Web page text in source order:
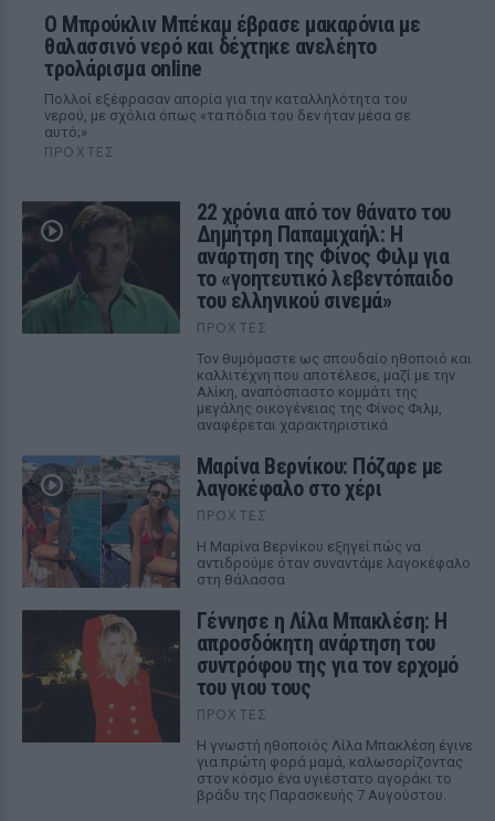
Ο Μπρούκλιν Μπέκαμ έβρασε μακαρόνια με
θαλασσινό νερό και δέχτηκε ανελέητο
τρολάρισμα online
Πολλοί εξέφρασαν απορία για την καταλληλότητα του
νερού, με σχόλια όπως «τα πόδια του δεν ήταν μέσα σε
αυτό;»
ΠΡΟΧΤΈΣ
22 χρόνια από τον θάνατο του
Δημήτρη Παπαμιχαήλ: Η
ανάρτηση της Φίνος Φιλμ για
το «γοητευτικό λεβεντόπαιδο
του ελληνικού σινεμά»
ΠΡΟΧΤΈΣ
Τον θυμόμαστε ως σπουδαίο ηθοποιό και
καλλιτέχνη που αποτέλεσε, μαζί με την
Αλίκη, αναπόσπαστο κομμάτι της
μεγάλης οικογένειας της Φίνος Φιλμ,
αναφέρεται χαρακτηριστικά
Μαρίνα Βερνίκου: Πόζαρε με
λαγοκέφαλο στο χέρι
ΠΡΟΧΤΈΣ
Η Μαρίνα Βερνίκου εξηγεί πώς να
αντιδρούμε όταν συναντάμε λαγοκέφαλο
στη θάλασσα
Γέννησε η Λίλα Μπακλέση: Η
απροσδόκητη ανάρτηση του
συντρόφου της για τον ερχομό
του γιου τους
ΠΡΟΧΤΈΣ
Η γνωστή ηθοποιός Λίλα Μπακλέση έγινε
για πρώτη φορά μαμά, καλωσορίζοντας
στον κόσμο ένα υγιέστατο αγοράκι το
βράδυ της Παρασκευής 7 Αυγούστου.